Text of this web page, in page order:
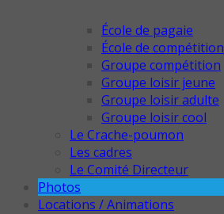
École de pagaie
École de compétition
Groupe compétition
Groupe loisir jeune
Groupe loisir adulte
Groupe loisir cool
Le Crache-poumon
Les cadres
Le Comité Directeur
Photos
Locations / Animations